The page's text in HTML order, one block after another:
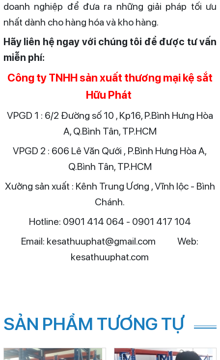
doanh nghiệp để đưa ra những giải pháp tối ưu
nhất dành cho hàng hóa và kho hàng.
Hãy liên hệ ngay với chúng tôi để được tư vấn
miễn phí:
Công ty TNHH sản xuất thương mại kệ sắt
Hữu Phát
VPGD 1 : 6/2 Đường số 10 , Kp16, P.Bình Hưng Hòa
A, Q.Bình Tân, TP.HCM
VPGD 2 : 606 Lê Văn Qưới , P.Bình Hưng Hòa A,
Q.Bình Tân, TP.HCM
Xưởng sản xuất : Kênh Trung Ương , Vĩnh lộc - Bình
Chánh.
Hotline: 0901 414 064 - 0901 417 104
Email: kesathuuphat@gmail.comWeb:
kesathuuphat.com
SẢN PHẨM TƯƠNG TỰ